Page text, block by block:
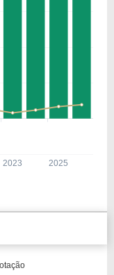
e defesa
sistemas de
e de
incluindo o
, fabricante de
e militar.